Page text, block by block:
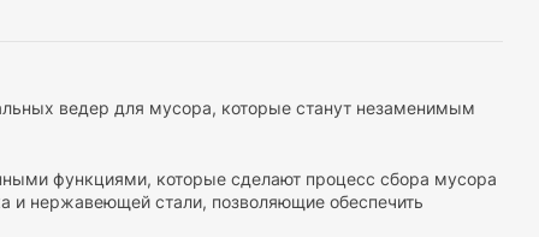
ведер для мусора, которые станут незаменимым
функциями, которые сделают процесс сбора мусора
и нержавеющей стали, позволяющие обеспечить